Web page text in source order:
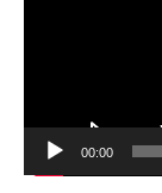
00:00